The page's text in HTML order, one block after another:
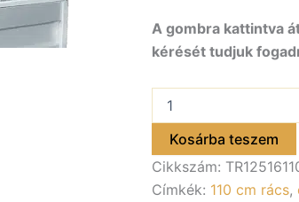
A gombra kattintva
kérését tudjuk
Felépítmény
1100
mm
magas
ALFA
Kosárba teszem
Cikkszám:
Címkék: 110 cm rács,